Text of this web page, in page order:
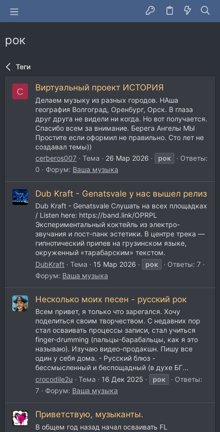
рок
Теги
C Виртуальный проект ИСТОРИЯ
Делаем музыку из разных городов. НАша
география Волгоград, Оренбург, Орск. В глаза
друг друга не видели ни когда. Но вот получается.
Спасибо всем за внимание. Берега Ангелы МЫ
Простите если оформил не правильно. Сто лет не
создавал темы))
cerberos007
Тема 26 Мар 2026 рок
Ответы:
0
Форум: Ваша музыка
Dub Kraft - Genatsvale у нас вышел релиз
Dub Kraft - Genatsvale Слушать на всех площадках
/ Listen here: https://band.link/OPRPL
Экспериментальный коктейль из электро-
звучания и пост-панк эстетики. В центре трека —
гипнотический припев на грузинском языке,
окруженный «тарабарским» текстом.
DubKraft
Тема 15 Мар 2026 рок
Ответы: 7
Форум: Ваша музыка
Несколько моих песен - русский рок
Всем привет, я только что зарегался. Хочу
поделиться своим творчеством. С недавних пор
стал осваивать процессы записи, стал учиться
finger-drumming (пальцы-барабальцы, как я это
называю). Изучаю видео-продакшн. Пишу все
один у себя дома. - Русский блюз -
бессмысленный и беспощадный (в духе БГ...
crocodile2u
Тема 16 Дек 2025 рок
Ответы:
7
Форум: Ваша музыка
Приветствую, музыканты.
В общем год назад начал осваивать FL